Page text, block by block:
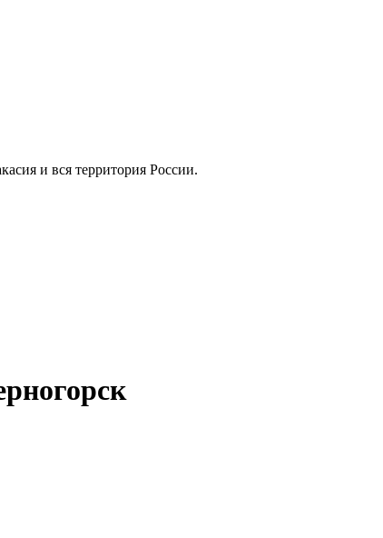
и вся территория России.